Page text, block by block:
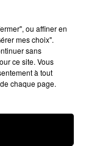
DU
ou affiner en
mes choix".
sans
ce site. Vous
à tout
chaque page.